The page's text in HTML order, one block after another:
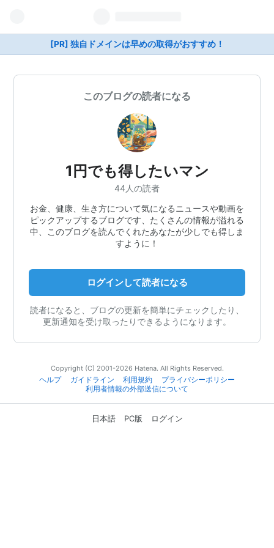
[PR] 独自ドメインは早めの取得がおすすめ！
このブログの読者になる
1円でも得したいマン
44人の読者
お金、健康、生き方について気になるニュースや動画を
ピックアップするブログです、たくさんの情報が溢れる
中、このブログを読んでくれたあなたが少しでも得しま
すように！
ログインして読者になる
読者になると、ブログの更新を簡単にチェックしたり、
更新通知を受け取ったりできるようになります。
Copyright (C) 2001-2026 Hatena. All Rights Reserved.
ヘルプ
ガイドライン 利用規約
プライバシーポリシー
利用者情報の外部送信について
日本語 PC版 ログイン